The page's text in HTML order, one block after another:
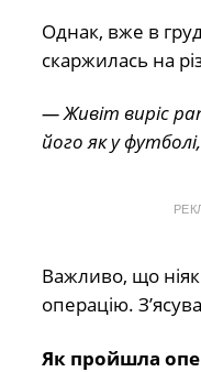
Однак, вже в
скаржилась на
— Живіт виріс
його як у футболі,
Важливо, що
операцію.
Як пройшла